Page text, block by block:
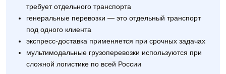
требует отдельного транспорта
генеральные перевозки — это отдельный транспорт
под одного клиента
экспресс-доставка применяется при срочных задачах
мультимодальные грузоперевозки используются при
сложной логистике по всей России